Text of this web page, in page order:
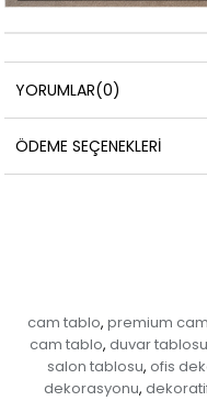
YORUMLAR(0)
ÖDEME SEÇENEKLERI
cam tablo, premium
cam tablo, duvar tablosu
salon tablosu, ofis
dekorasyonu,